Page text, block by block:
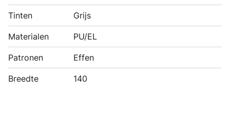
Tinten Grijs
Materialen PU/EL
Patronen Effen
Breedte 140